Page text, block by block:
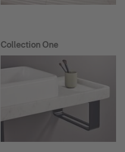
Collection One